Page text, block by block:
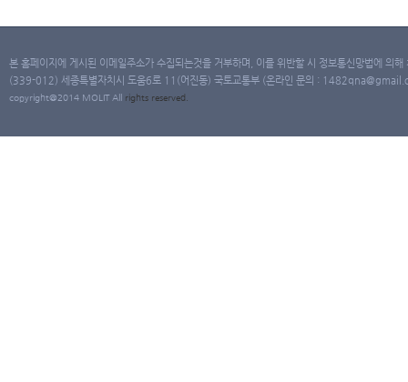
본 홈페이지에 게시된 이메일주소가 수집되는것을 거부하며, 이를 위반할 시 정보통신망법에 의
(339-012) 세종특별자치시 도움6로 11(어진동) 국토교통부 (온라인 문의 :
copyright@2014 MOLIT All rights reserved.